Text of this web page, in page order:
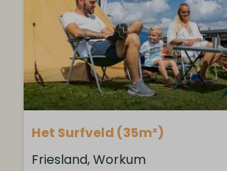
Het Surfveld (35m²)
Friesland, Workum